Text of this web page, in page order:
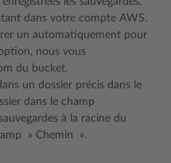
dans votre compte AWS.
un automatiquement pour
nous vous
du bucket.
un dossier précis dans le
dans le champ
à la racine du
» Chemin ».